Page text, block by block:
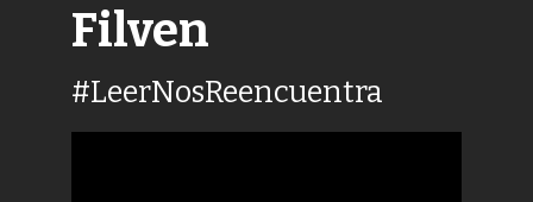
Filven
#LeerNosReencuentra